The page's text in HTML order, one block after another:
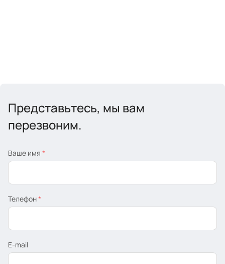
Представьтесь, мы вам
перезвоним.
Ваше имя *
Телефон*
E-mail